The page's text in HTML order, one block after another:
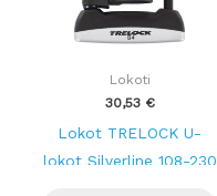
Lokoti
30,53 €
Lokot TRELOCK U-
lokot Silverline 108-230